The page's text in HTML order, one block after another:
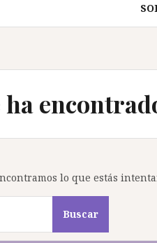
ha
lo que estás